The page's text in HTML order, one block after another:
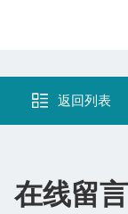
返回列表
在线留言